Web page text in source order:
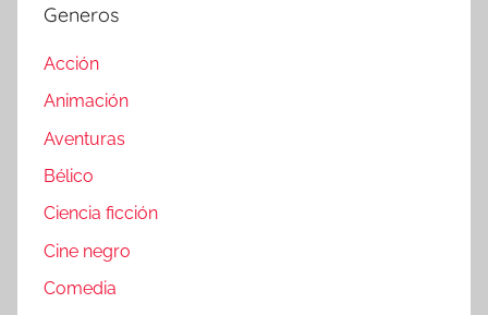
Generos
Acción
Animación
Aventuras
Bélico
Ciencia ficción
Cine negro
Comedia